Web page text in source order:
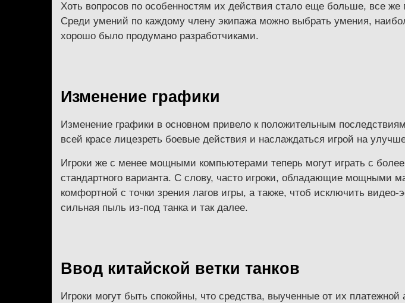
Хоть вопросов по особенностям их действия стало еще больше, все
Среди умений по каждому члену экипажа можно выбрать умения,
хорошо было продумано разработчиками.
Изменение графики
Изменение графики в основном привело к положительным
всей красе лицезреть боевые действия и наслаждаться игрой на
Игроки же с менее мощными компьютерами теперь могут играть с
стандартного варианта. С слову, часто игроки, обладающие мощными
комфортной с точки зрения лагов игры, а также, чтоб исключить
сильная пыль из-под танка и так далее.
Ввод китайской ветки танков
Игроки могут быть спокойны, что средства, выученные от их